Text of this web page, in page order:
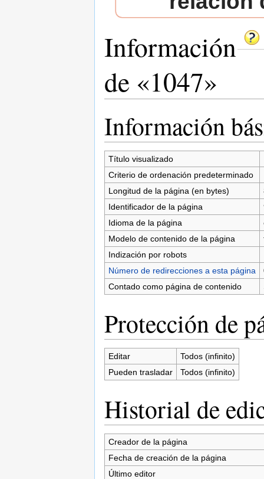
Información
de «1047»
Información
Título visualizado
Criterio de ordenación predeterminado
Longitud de la página (en bytes)
Identificador de la página
Idioma de la página
Modelo de contenido de la página
Indización por robots
Número de redirecciones a esta página
Contado como página de contenido
Protección de
Editar
Todos (infinito)
Pueden trasladar
Todos (infinito)
Historial de
Creador de la página
Fecha de creación de la página
Último editor